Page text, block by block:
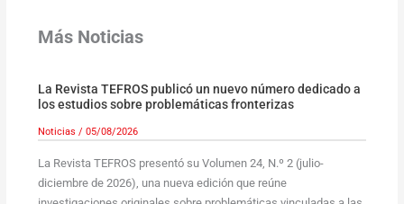
Más Noticias
La Revista TEFROS publicó un nuevo número dedicado a
los estudios sobre problemáticas fronterizas
Noticias / 05/08/2026
La Revista TEFROS presentó su Volumen 24, N.º 2 (julio-
diciembre de 2026), una nueva edición que reúne